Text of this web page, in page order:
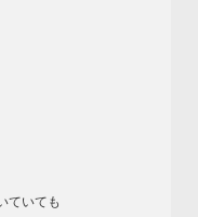
ていても